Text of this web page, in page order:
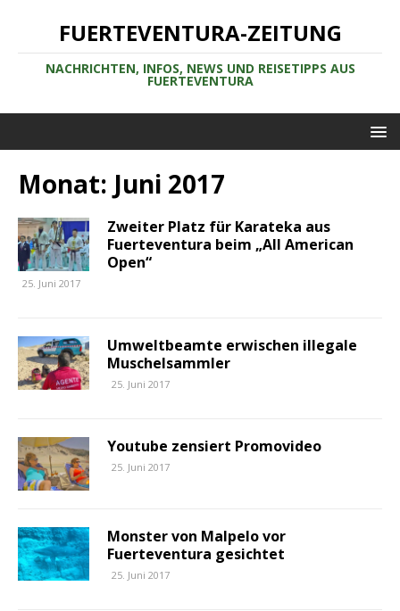
FUERTEVENTURA-ZEITUNG
NACHRICHTEN, INFOS, NEWS UND REISETIPPS AUS
FUERTEVENTURA
Monat: Juni 2017
Zweiter Platz für Karateka aus
Fuerteventura beim „All American
Open“
25. Juni 2017
Umweltbeamte erwischen illegale
Muschelsammler
25. Juni 2017
Youtube zensiert Promovideo
25. Juni 2017
Monster von Malpelo vor
Fuerteventura gesichtet
25. Juni 2017